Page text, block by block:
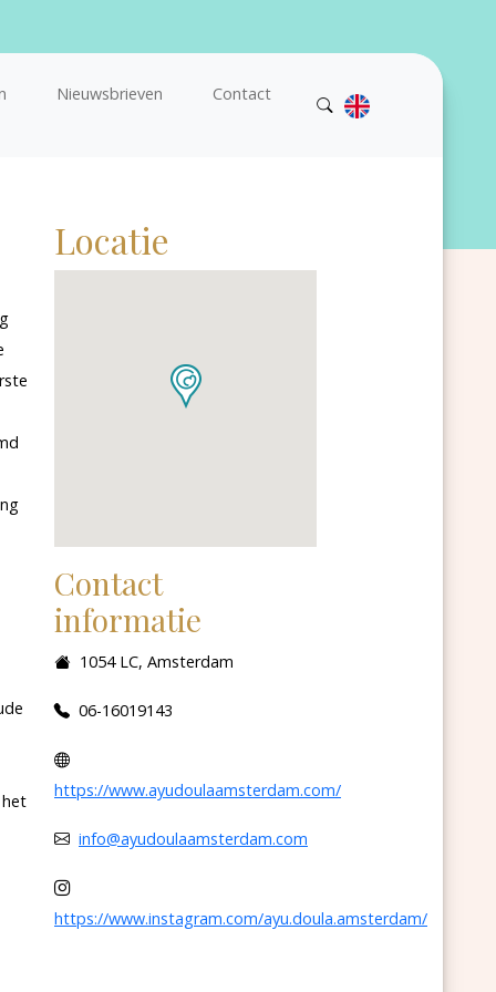
Nieuwsbrieven Contact
Locatie
Contact
informatie
1054 LC, Amsterdam
06-16019143
https://www.ayudoulaamsterdam.com/
info@ayudoulaamsterdam.com
https://www.instagram.com/ayu.doula.amsterdam/